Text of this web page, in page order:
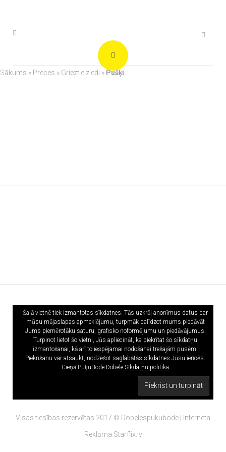
Sākums » Preces » Grieztie ziedi » Pušķi
Šajā vietnē tiek izmantotas sīkdatnes. Tās uzkrāj anonīmus datus par
mūsu mājaslapas apmeklējumu, turpmāk palīdzot mums piedāvāt
Jums piemērotāku saturu, grafisko noformējumu un piedāvājumus.
Turpinot lietot šo vietni, Jūs apliecināt, ka piekrītat šo sīkdatņu
izmantošanai, kā arī to iespējamai nodošanai trešajām pusēm.
Piekrišanu var atsaukt, nodzēšot saglabātās sīkdatnes Jūsu ierīcēs.
Cieņā PuķuBode Dobele Sīkdatņu politika
Visas tiesības rezervētas 2017 © Dobelespukubode | Interneta
Reklāma Starflix.lv